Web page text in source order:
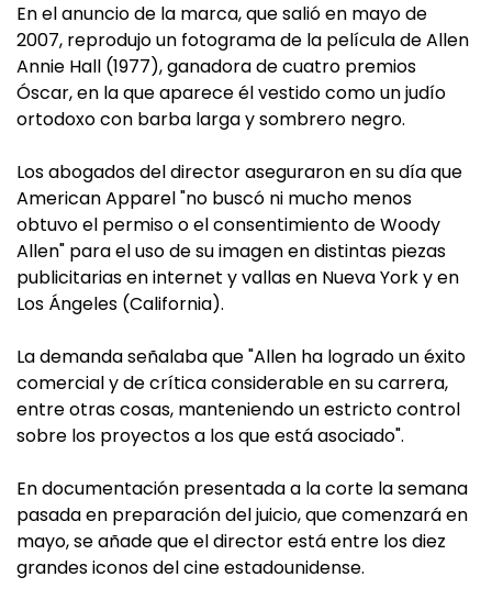
En el anuncio de la marca, que salió en mayo de
2007, reprodujo un fotograma de la película de Allen
Annie Hall (1977), ganadora de cuatro premios
Óscar, en la que aparece él vestido como un judío
ortodoxo con barba larga y sombrero negro.
Los abogados del director aseguraron en su día que
American Apparel "no buscó ni mucho menos
obtuvo el permiso o el consentimiento de Woody
Allen" para el uso de su imagen en distintas piezas
publicitarias en internet y vallas en Nueva York y en
Los Ángeles (California).
La demanda señalaba que "Allen ha logrado un éxito
comercial y de crítica considerable en su carrera,
entre otras cosas, manteniendo un estricto control
sobre los proyectos a los que está asociado".
En documentación presentada a la corte la semana
pasada en preparación del juicio, que comenzará en
mayo, se añade que el director está entre los diez
grandes iconos del cine estadounidense.